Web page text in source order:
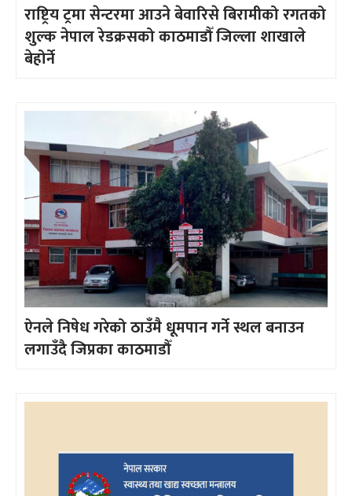
राष्ट्रिय ट्रमा सेन्टरमा आउने बेवारिसे बिरामीको रगतको
शुल्क नेपाल रेडक्रसको काठमाडौँ जिल्ला शाखाले
बेहोर्ने
ऐनले निषेध गरेको ठाउँमै धूमपान गर्ने स्थल बनाउन
लगाउँदै जिप्रका काठमाडौँ